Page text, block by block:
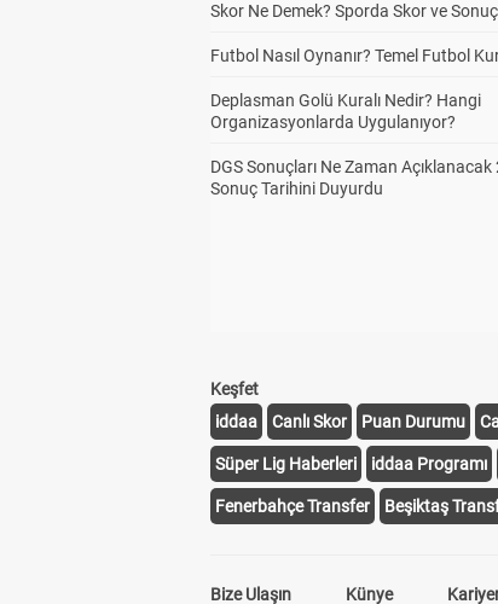
Skor Ne Demek? Sporda Skor ve
Futbol Nasıl Oynanır? Temel Futbol
Deplasman Golü Kuralı Nedir? Hangi
Organizasyonlarda Uygulanıyor?
DGS Sonuçları Ne Zaman Açıklanacak
Sonuç Tarihini Duyurdu
Keşfet
iddaa
Canlı Skor Puan Durumu
Süper Lig Haberleri iddaa Programı
Fenerbahçe Transfer Beşiktaş
Bize Ulaşın Künye